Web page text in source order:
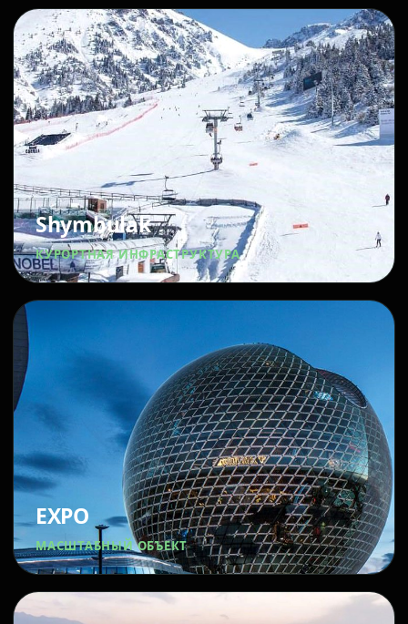
Shymbulak
КУРОРТНАЯ ИНФРАСТРУКТУРА
EXPO
МАСШТАБНЫЙ ОБЪЕКТ